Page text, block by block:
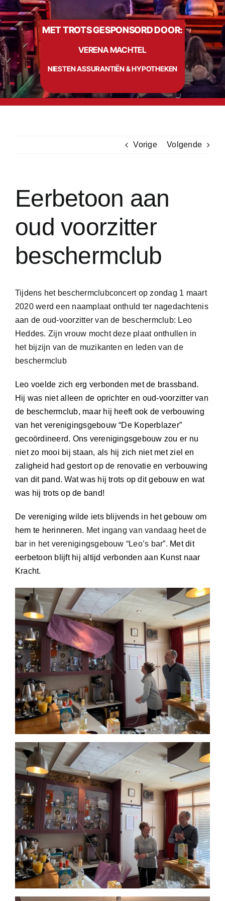
MET TROTS GESPONSORD DOOR:
VERENA MACHTEL
NIESTEN ASSURANTIËN & HYPOTHEKEN
Info
Contact
Vorige Volgende
Eerbetoon aan
oud voorzitter
beschermclub
Tijdens het beschermclubconcert op zondag 1 maart
2020 werd een naamplaat onthuld ter nagedachtenis
aan de oud-voorzitter van de beschermclub: Leo
Heddes. Zijn vrouw mocht deze plaat onthullen in
het bijzijn van de muzikanten en leden van de
beschermclub
Leo voelde zich erg verbonden met de brassband.
Hij was niet alleen de oprichter en oud-voorzitter van
de beschermclub, maar hij heeft ook de verbouwing
van het verenigingsgebouw “De Koperblazer”
gecoördineerd. Ons verenigingsgebouw zou er nu
niet zo mooi bij staan, als hij zich niet met ziel en
zaligheid had gestort op de renovatie en verbouwing
van dit pand. Wat was hij trots op dit gebouw en wat
was hij trots op de band!
De vereniging wilde iets blijvends in het gebouw om
hem te herinneren. Met ingang van vandaag heet de
bar in het verenigingsgebouw “Leo’s bar”. Met dit
eerbetoon blijft hij altijd verbonden aan Kunst naar
Kracht.